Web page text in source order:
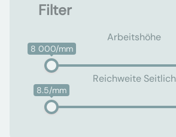
Filter
Arbeitshöhe
8 000/mm
Reichweite Seitlich
8.5/mm